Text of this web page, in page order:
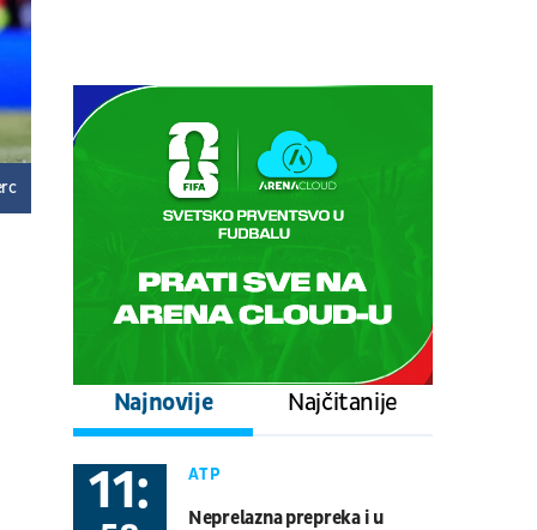
08.08. 17:00 UŽIVO
Stuttgart - Everton
PRIJATELJSKE UTAKMICE
17:00 UŽIVO
PRIJATELJSKE UTAKMICE
Real Betis - Bournemouth
Fudbal PRIJATELJSKE UTAKMICE
08.08.
Gremio - Sao Paulo
Najnovije Najčitanije
ATP
11:
Neprelazna prepreka i u